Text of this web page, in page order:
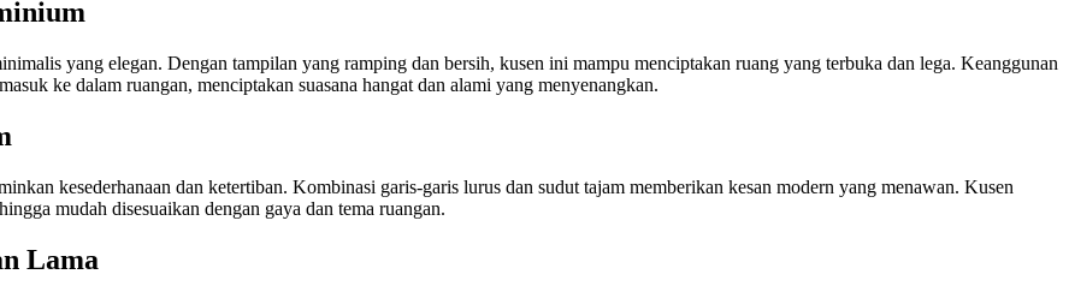
yang elegan. Dengan tampilan yang ramping dan bersih, kusen ini mampu menciptakan ruang yang terbuka dan lega. Keanggunan
ke dalam ruangan, menciptakan suasana hangat dan alami yang menyenangkan.
kesederhanaan dan ketertiban. Kombinasi garis-garis lurus dan sudut tajam memberikan kesan modern yang menawan. Kusen
mudah disesuaikan dengan gaya dan tema ruangan.
Lama